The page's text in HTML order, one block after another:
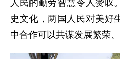
人民的勤劳智慧令人赞叹
史文化，两国人民对美好
中合作可以共谋发展繁荣